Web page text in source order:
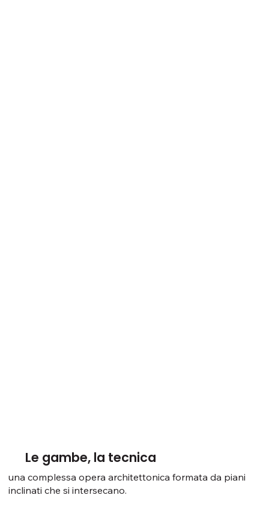
Le gambe, la tecnica
una complessa opera architettonica formata da piani
inclinati che si intersecano.